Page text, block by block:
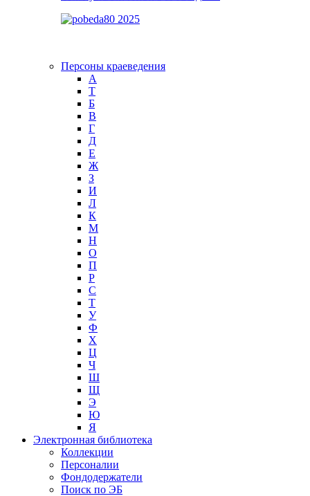
Персоны краеведения
А
T
Б
В
Г
Д
Е
Ж
З
И
Л
К
М
Н
О
П
Р
С
Т
У
Ф
Х
Ц
Ч
Ш
Щ
Э
Ю
Я
Электронная библиотека
Коллекции
Персоналии
Фондодержатели
Поиск по ЭБ